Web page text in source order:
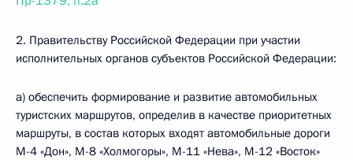
2. Правительству Российской Федерации при участии
исполнительных органов субъектов Российской Федерации:
а) обеспечить формирование и развитие автомобильных
туристских маршрутов, определив в качестве приоритетных
маршруты, в состав которых входят автомобильные дороги
М-4 «Дон», М-8 «Холмогоры», М-11 «Нева», М-12 «Восток»